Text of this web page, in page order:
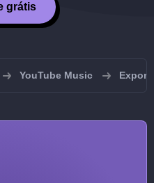
grátis
YouTube Music